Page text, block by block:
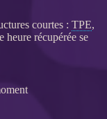
courtes : TPE,
heure récupérée se